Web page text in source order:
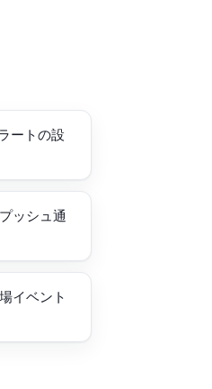
ートの設
ッシュ通
イベント